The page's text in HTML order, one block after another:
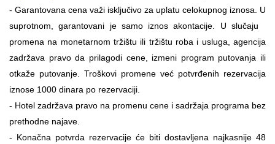
- Garantovana cena važi isključivo za uplatu celokupnog iznosa. U
suprotnom, garantovani je samo iznos akontacije. U slučaju
promena na monetarnom tržištu ili tržištu roba i usluga, agencija
zadržava pravo da prilagodi cene, izmeni program putovanja ili
otkaže putovanje. Troškovi promene već potvrđenih rezervacija
iznose 1000 dinara po rezervaciji.
- Hotel zadržava pravo na promenu cene i sadržaja programa bez
prethodne najave.
- Konačna potvrda rezervacije će biti dostavljena najkasnije 48